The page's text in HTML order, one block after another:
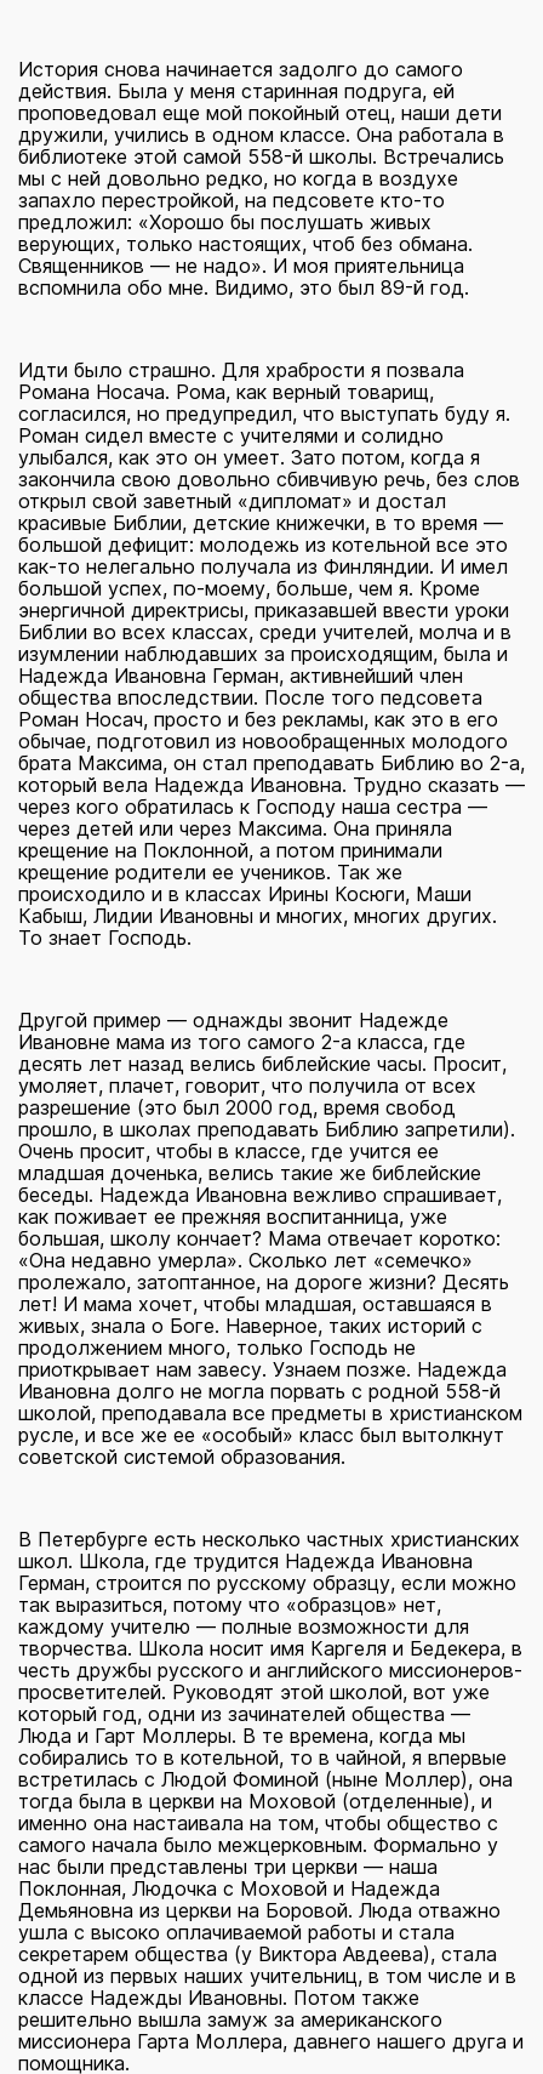
История снова начинается задолго до самого
действия. Была у меня старинная подруга, ей
проповедовал еще мой покойный отец, наши дети
дружили, учились в одном классе. Она работала в
библиотеке этой самой 558-й школы. Встречались
мы с ней довольно редко, но когда в воздухе
запахло перестройкой, на педсовете кто-то
предложил: «Хорошо бы послушать живых
верующих, только настоящих, чтоб без обмана.
Священников — не надо». И моя приятельница
вспомнила обо мне. Видимо, это был 89-й год.
Идти было страшно. Для храбрости я позвала
Романа Носача. Рома, как верный товарищ,
согласился, но предупредил, что выступать буду я.
Роман сидел вместе с учителями и солидно
улыбался, как это он умеет. Зато потом, когда я
закончила свою довольно сбивчивую речь, без слов
открыл свой заветный «дипломат» и достал
красивые Библии, детские книжечки, в то время —
большой дефицит: молодежь из котельной все это
как-то нелегально получала из Финляндии. И имел
большой успех, по-моему, больше, чем я. Кроме
энергичной директрисы, приказавшей ввести уроки
Библии во всех классах, среди учителей, молча и в
изумлении наблюдавших за происходящим, была и
Надежда Ивановна Герман, активнейший член
общества впоследствии. После того педсовета
Роман Носач, просто и без рекламы, как это в его
обычае, подготовил из новообращенных молодого
брата Максима, он стал преподавать Библию во 2-а,
который вела Надежда Ивановна. Трудно сказать —
через кого обратилась к Господу наша сестра —
через детей или через Максима. Она приняла
крещение на Поклонной, а потом принимали
крещение родители ее учеников. Так же
происходило и в классах Ирины Косюги, Маши
Кабыш, Лидии Ивановны и многих, многих других.
То знает Господь.
Другой пример — однажды звонит Надежде
Ивановне мама из того самого 2-а класса, где
десять лет назад велись библейские часы. Просит,
умоляет, плачет, говорит, что получила от всех
разрешение (это был 2000 год, время свобод
прошло, в школах преподавать Библию запретили).
Очень просит, чтобы в классе, где учится ее
младшая доченька, велись такие же библейские
беседы. Надежда Ивановна вежливо спрашивает,
как поживает ее прежняя воспитанница, уже
большая, школу кончает? Мама отвечает коротко:
«Она недавно умерла». Сколько лет «семечко»
пролежало, затоптанное, на дороге жизни? Десять
лет! И мама хочет, чтобы младшая, оставшаяся в
живых, знала о Боге. Наверное, таких историй с
продолжением много, только Господь не
приоткрывает нам завесу. Узнаем позже. Надежда
Ивановна долго не могла порвать с родной 558-й
школой, преподавала все предметы в христианском
русле, и все же ее «особый» класс был вытолкнут
советской системой образования.
В Петербурге есть несколько частных христианских
школ. Школа, где трудится Надежда Ивановна
Герман, строится по русскому образцу, если можно
так выразиться, потому что «образцов» нет,
каждому учителю — полные возможности для
творчества. Школа носит имя Каргеля и Бедекера, в
честь дружбы русского и английского миссионеров-
просветителей. Руководят этой школой, вот уже
который год, одни из зачинателей общества —
Люда и Гарт Моллеры. В те времена, когда мы
собирались то в котельной, то в чайной, я впервые
встретилась с Людой Фоминой (ныне Моллер), она
тогда была в церкви на Моховой (отделенные), и
именно она настаивала на том, чтобы общество с
самого начала было межцерковным. Формально у
нас были представлены три церкви — наша
Поклонная, Людочка с Моховой и Надежда
Демьяновна из церкви на Боровой. Люда отважно
ушла с высоко оплачиваемой работы и стала
секретарем общества (у Виктора Авдеева), стала
одной из первых наших учительниц, в том числе и в
классе Надежды Ивановны. Потом также
решительно вышла замуж за американского
миссионера Гарта Моллера, давнего нашего друга и
помощника.